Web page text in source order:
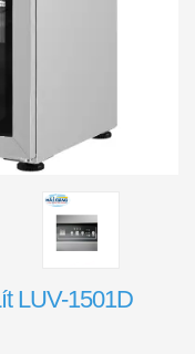
LUV-1501D